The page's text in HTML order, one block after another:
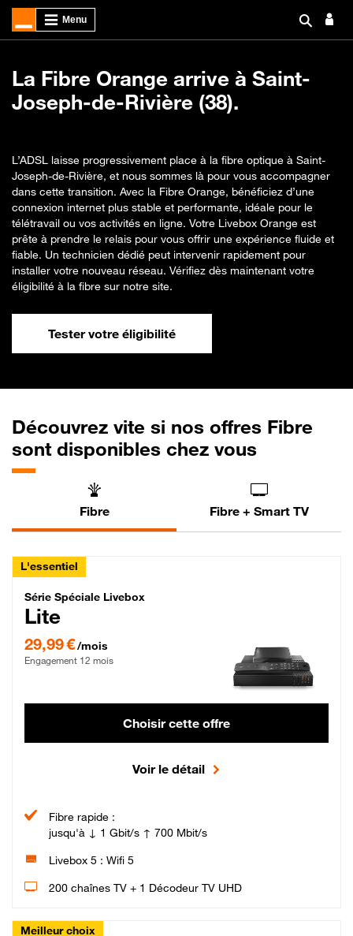
La Fibre Orange arrive à Saint-
Joseph-de-Rivière (38).
L’ADSL laisse progressivement place à la fibre optique à Saint-
Joseph-de-Rivière, et nous sommes là pour vous accompagner
dans cette transition. Avec la Fibre Orange, bénéficiez d’une
connexion internet plus stable et performante, idéale pour le
télétravail ou vos activités en ligne. Votre Livebox Orange est
prête à prendre le relais pour vous offrir une expérience fluide et
fiable. Un technicien dédié peut intervenir rapidement pour
installer votre nouveau réseau. Vérifiez dès maintenant votre
éligibilité à la fibre sur notre site.
Tester votre éligibilité
Découvrez vite si nos offres Fibre
sont disponibles chez vous
Fibre Fibre + Smart TV
L'essentiel
Série Spéciale Livebox Lite Fibre
Série Spéciale Livebox
Lite
29,99 €/mois
Engagement 12 mois
Choisir cette offre
Voir le détail
Fibre rapide :
jusqu'à ↓ 1 Gbit/s ↑ 700 Mbit/s
Livebox 5 : Wifi 5
200 chaînes TV + 1 Décodeur TV UHD
Meilleur choix